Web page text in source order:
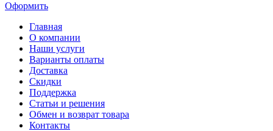
Оформить
Главная
О компании
Наши услуги
Варианты оплаты
Доставка
Скидки
Поддержка
Статьи и решения
Обмен и возврат товара
Контакты